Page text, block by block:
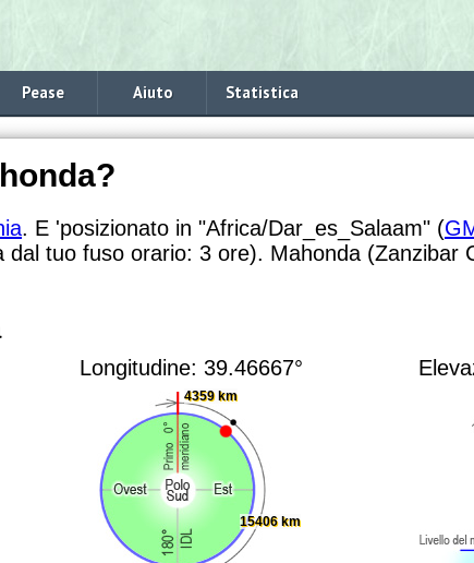
Pease Aiuto Statistica
. E 'posizionato in "Africa/Dar_es_Salaam" (
dal tuo fuso orario: 3 ore). Mahonda (Zanzibar
Longitudine: 39.46667°
4359 km
15406 km